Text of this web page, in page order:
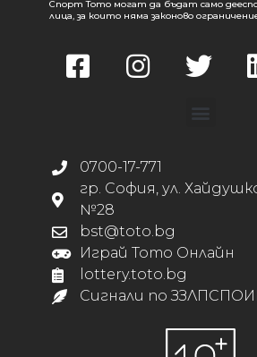
Спорт Тото могат да бъдат само
лица, за които няма законово
0700-17-771
гр. София, ул.
№28
bst@toto.bg
Играй Тото Онлайн
lottery.toto.bg
Сигнали по